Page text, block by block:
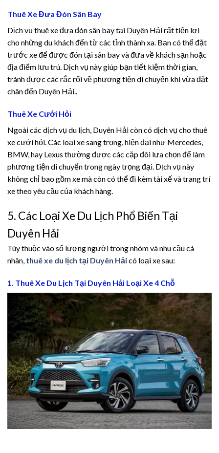
panel
panel
panel
panel
panel
panel
panel
panel
panel
panel
panel
panel
oku
satın al
Panel
Fuel Pro
Thuê Xe Đưa Đón Sân Bay
Dịch vụ thuê xe đưa đón sân bay tại Duyên Hải rất tiện lợi
cho những du khách đến từ các tỉnh thành xa. Bạn có thể đặt
trước xe để được đón tại sân bay và đưa về khách sạn hoặc
địa điểm lưu trú. Dịch vụ này giúp bạn tiết kiệm thời gian,
tránh được các rắc rối về phương tiện di chuyển khi vừa đặt
chân đến Duyên Hải..
Thuê Xe Cưới Hỏi
Ngoài các dịch vụ du lịch, Duyên Hải còn có dịch vụ cho thuê
xe cưới hỏi. Các loại xe sang trọng, hiện đại như Mercedes,
BMW, hay Lexus thường được các cặp đôi lựa chọn để làm
phương tiện di chuyển trong ngày trọng đại. Dịch vụ này
không chỉ bao gồm xe mà còn có thể đi kèm tài xế và trang trí
xe theo yêu cầu của khách hàng.
5. Các Loại Xe Du Lịch Phổ Biến Tại
Duyên Hải
Tùy thuộc vào số lượng người trong nhóm và nhu cầu cá
nhân, thuê xe du lịch tại Duyên Hảicó loại xe sau:
1. Thuê Xe Du Lịch Tại Duyên Hải Loại Xe 4 Chỗ